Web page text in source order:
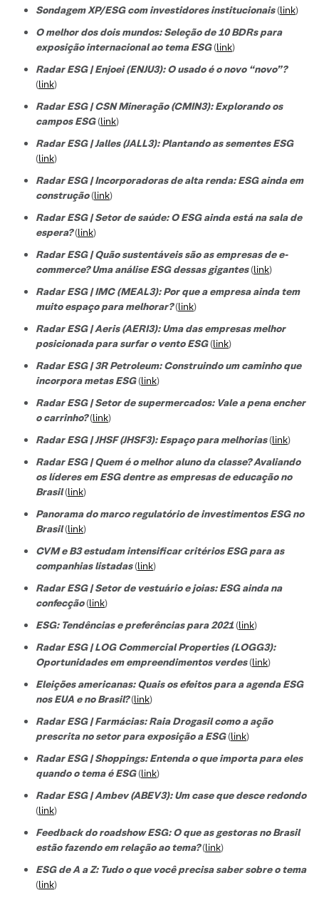
Sondagem XP/ESG com investidores institucionais(link)
O melhor dos dois mundos: Seleção de 10 BDRs para
exposição internacional ao tema ESG(link)
Radar ESG | Enjoei (ENJU3): O usado é o novo “novo”?
(link)
Radar ESG | CSN Mineração (CMIN3): Explorando os
campos ESG(link)
Radar ESG | Jalles (JALL3): Plantando as sementes ESG
(link)
Radar ESG | Incorporadoras de alta renda: ESG ainda em
construção(link)
Radar ESG | Setor de saúde: O ESG ainda está na sala de
espera?(link)
Radar ESG | Quão sustentáveis são as empresas de e-
commerce? Uma análise ESG dessas gigantes(link)
Radar ESG | IMC (MEAL3): Por que a empresa ainda tem
muito espaço para melhorar?(link)
Radar ESG | Aeris (AERI3): Uma das empresas melhor
posicionada para surfar o vento ESG(link)
Radar ESG | 3R Petroleum: Construindo um caminho que
incorpora metas ESG(link)
Radar ESG | Setor de supermercados: Vale a pena encher
o carrinho?(link)
Radar ESG | JHSF (JHSF3): Espaço para melhorias(link)
Radar ESG | Quem é o melhor aluno da classe? Avaliando
os líderes em ESG dentre as empresas de educação no
Brasil(link)
Panorama do marco regulatório de investimentos ESG no
Brasil(link)
CVM e B3 estudam intensificar critérios ESG para as
companhias listadas(link)
Radar ESG | Setor de vestuário e joias: ESG ainda na
confecção(link)
ESG: Tendências e preferências para 2021(link)
Radar ESG | LOG Commercial Properties (LOGG3):
Oportunidades em empreendimentos verdes(link)
Eleições americanas: Quais os efeitos para a agenda ESG
nos EUA e no Brasil?(link)
Radar ESG | Farmácias: Raia Drogasil como a ação
prescrita no setor para exposição a ESG(link)
Radar ESG | Shoppings: Entenda o que importa para eles
quando o tema é ESG(link)
Radar ESG | Ambev (ABEV3): Um case que desce redondo
(link)
Feedback do roadshow ESG: O que as gestoras no Brasil
estão fazendo em relação ao tema?(link)
ESG de A a Z: Tudo o que você precisa saber sobre o tema
(link)